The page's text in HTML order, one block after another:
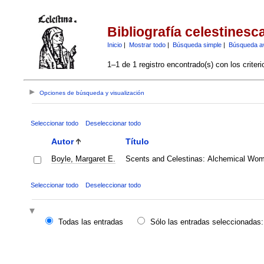
Bibliografía
Inicio| Mostrar todo| Búsqueda simple| Búsqueda
1–1 de 1 registro encontrado(s) con los
Opciones de búsqueda y visualización
Seleccionar todo Deseleccionar todo
Autor Título
Boyle, Margaret E. Scents and Celestinas: Alchemical
Seleccionar todo Deseleccionar todo
Todas las entradas
Sólo las entradas seleccionadas: